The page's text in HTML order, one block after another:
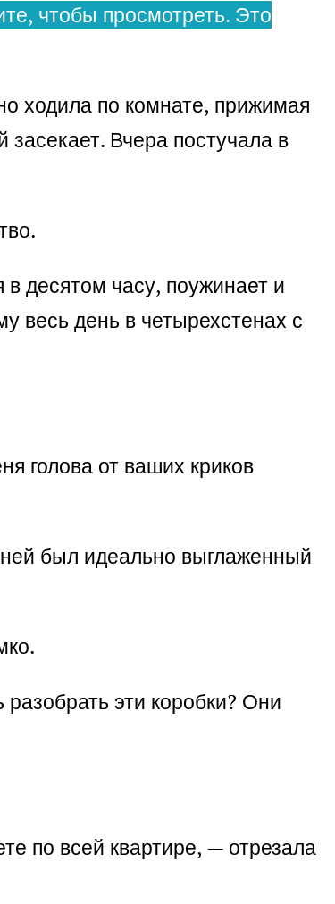
чтобы просмотреть. Это
ходила по комнате, прижимая
Вчера постучала в
десятом часу, поужинает и
весь день в четырехстенах с
голова от ваших криков
был идеально выглаженный
эти коробки? Они
по всей квартире, — отрезала